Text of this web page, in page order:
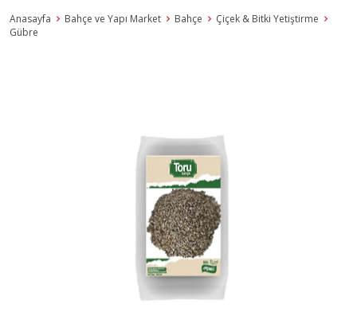
Anasayfa Bahçe ve Yapı Market Bahçe
Çiçek & Bitki Yetiştirme
Gübre